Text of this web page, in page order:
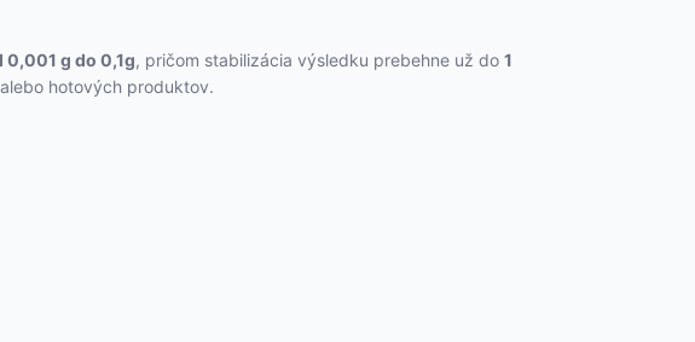
g do 0,1g, pričom stabilizácia výsledku prebehne už do 1
hotových produktov.